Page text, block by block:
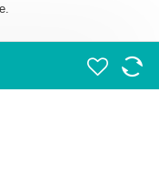
zadržana. Softverska